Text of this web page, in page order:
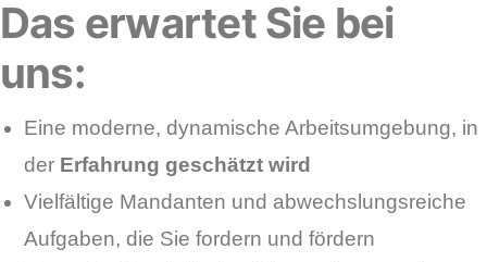
Das erwartet Sie bei
uns:
Eine moderne, dynamische Arbeitsumgebung, in
der Erfahrung geschätzt wird
Vielfältige Mandanten und abwechslungsreiche
Aufgaben, die Sie fordern und fördern